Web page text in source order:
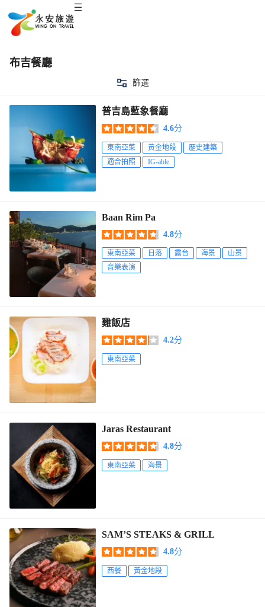
布吉餐廳
篩選
普吉島藍象餐廳
4.6分
東南亞菜 黃金地段
歷史建築
適合拍照
IG-able
Baan Rim Pa
4.8分
東南亞菜 日落 露台 海景
山景
音樂表演
雞飯店
4.2分
東南亞菜
Jaras Restaurant
4.8分
東南亞菜 海景
SAM’S STEAKS & GRILL
4.8分
西餐 黃金地段